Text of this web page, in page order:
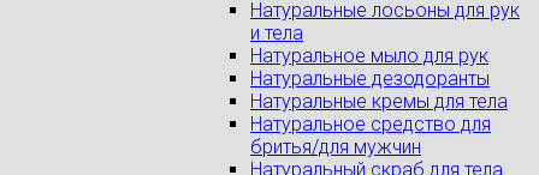
Натуральные лосьоны для рук
и тела
Натуральное мыло для рук
Натуральные дезодоранты
Натуральные кремы для тела
Натуральное средство для
бритья/для мужчин
Натуральный скраб для тела